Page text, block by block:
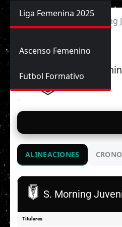
Primera División
Femenina
Liga Femenina 2025
Ascenso Femenino
Futbol Formativo
Inicio Santiago Morning
S.
ALINEACIONES
S. Morning
Titulares